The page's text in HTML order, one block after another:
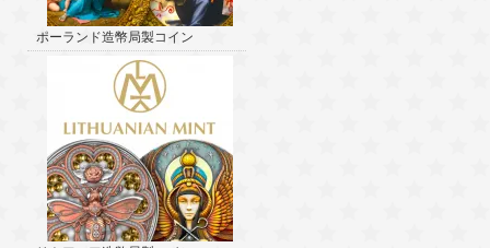
ポーランド造幣局製コイン